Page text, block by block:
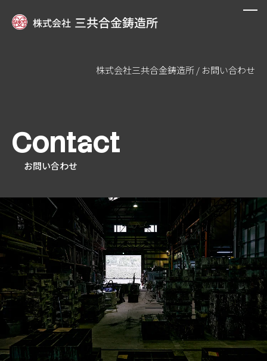
私たちについて
オーダーメイド鋳造
会社案内
相談する 採用情報
株式会社三共合金鋳造所/ お問い合わせ
Contact
お問い合わせ